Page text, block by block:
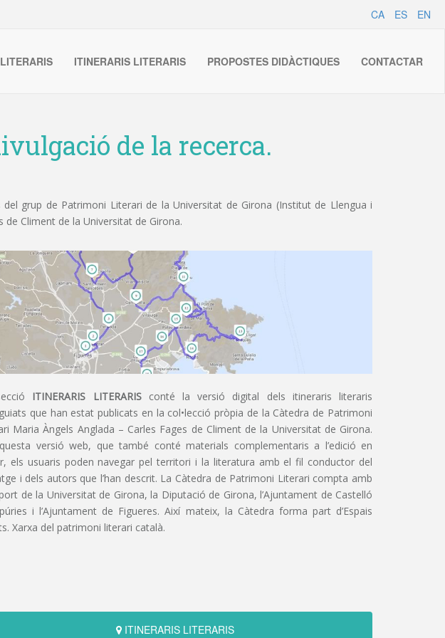
CA ES EN
ITINERARIS LITERARIS PROPOSTES DIDÀCTIQUES CONTACTAR
de la recerca.
grup de Patrimoni Literari de la Universitat de Girona (Institut de Llengua i
de Climent de la Universitat de Girona.
ITINERARIS LITERARISconté la versió digital dels itineraris literaris
que han estat publicats en la col•lecció pròpia de la Càtedra de Patrimoni
Maria Àngels Anglada – Carles Fages de Climent de la Universitat de Girona.
versió web, que també conté materials complementaris a l’edició en
els usuaris poden navegar pel territori i la literatura amb el fil conductor del
i dels autors que l’han descrit. La Càtedra de Patrimoni Literari compta amb
de la Universitat de Girona, la Diputació de Girona, l’Ajuntament de Castelló
i l’Ajuntament de Figueres. Així mateix, la Càtedra forma part d’Espais
Xarxa del patrimoni literari català.
ITINERARIS LITERARIS